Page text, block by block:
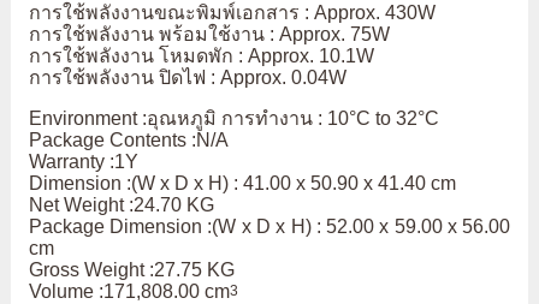
การใช้พลังงานขณะพิมพ์เอกสาร : Approx. 430W
การใช้พลังงาน พร้อมใช้งาน : Approx. 75W
การใช้พลังงาน โหมดพัก : Approx. 10.1W
การใช้พลังงาน ปิดไฟ : Approx. 0.04W
Environment :อุณหภูมิ การทำงาน : 10°C to 32°C
Package Contents :N/A
Warranty :1Y
Dimension :(W x D x H) : 41.00 x 50.90 x 41.40 cm
Net Weight :24.70 KG
Package Dimension :(W x D x H) : 52.00 x 59.00 x 56.00
cm
Gross Weight :27.75 KG
Volume :171,808.00 cm3